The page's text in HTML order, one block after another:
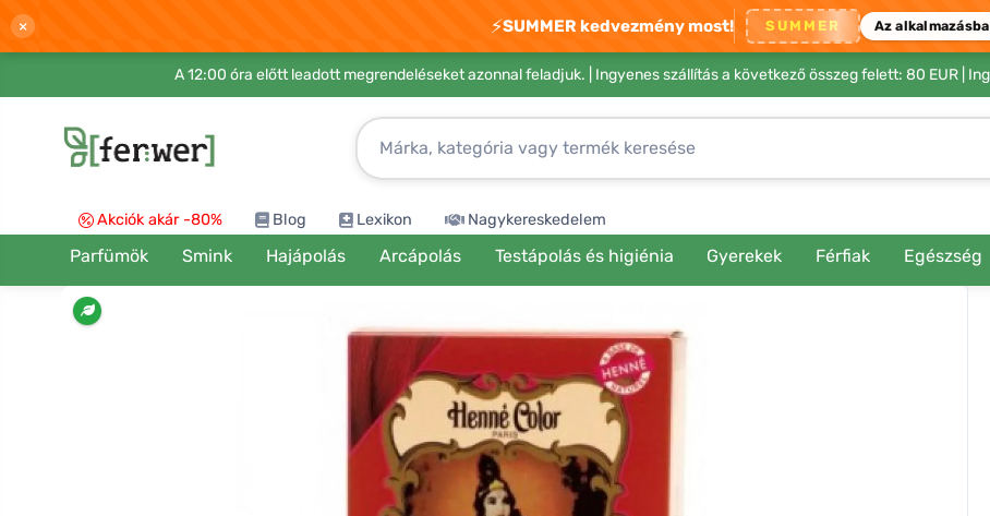
× ⚡SUMMER kedvezmény most! SUMMER Az alkalmazásba
A 12:00 óra előtt leadott megrendeléseket azonnal feladjuk. | Ingyenes szállítás a következő összeg felett: 80 EUR |
Akciók akár -80% Blog Lexikon Nagykereskedelem
Parfümök Smink Hajápolás Arcápolás Testápolás és higiénia Gyerekek Férfiak Egészség